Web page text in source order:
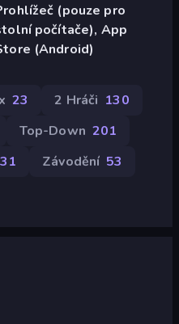
(pouze pro
počítače), App
(Android)
23 2 Hráči 130
Top-Down 201
Závodění 53